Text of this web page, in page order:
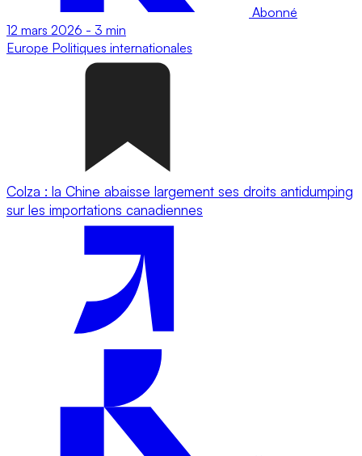
Abonné
12 mars 2026 - 3 min
Europe Politiques internationales
Colza : la Chine abaisse largement ses droits antidumping
sur les importations canadiennes